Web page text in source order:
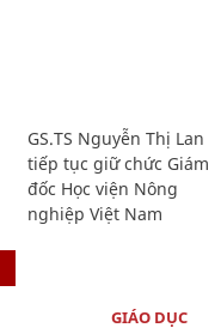
GS.TS Nguyễn Thị Lan
tiếp tục giữ chức Giám
đốc Học viện Nông
nghiệp Việt Nam
GIÁO DỤC